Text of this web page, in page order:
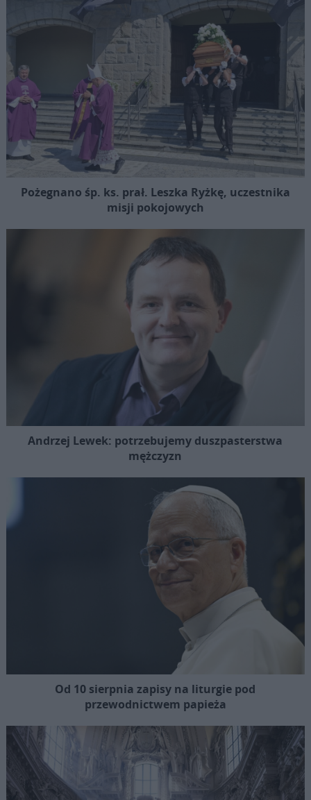
Pożegnano śp. ks. prał. Leszka Ryżkę, uczestnika
misji pokojowych
Andrzej Lewek: potrzebujemy duszpasterstwa
mężczyzn
Od 10 sierpnia zapisy na liturgie pod
przewodnictwem papieża